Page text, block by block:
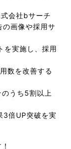
会社bサーチ
の画像や採用サ
を実施し、採用
数を改善する
うち5割以上
3倍UP突破を実